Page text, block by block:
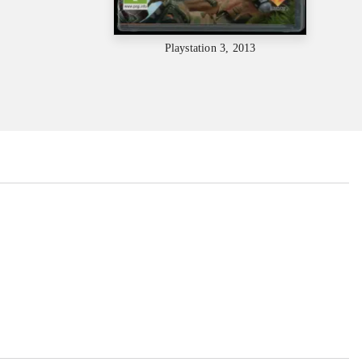
Playstation 3, 2013